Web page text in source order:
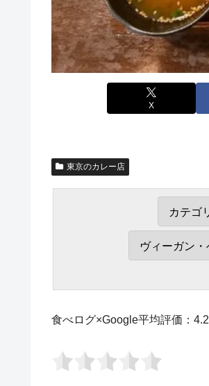
X
東京のカレー店
食べログ×Google平均評価：4.2